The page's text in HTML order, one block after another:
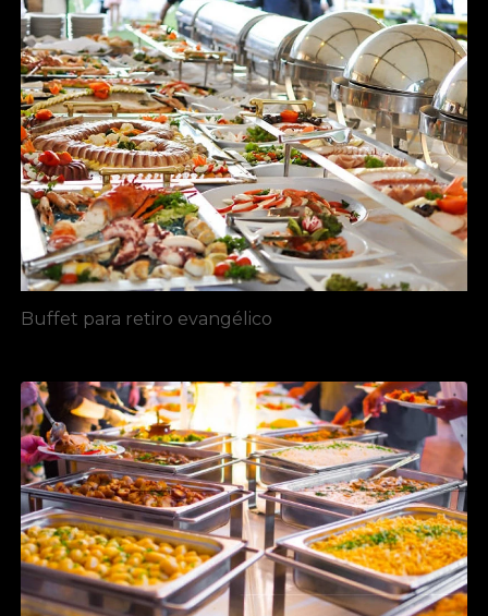
Buffet para retiro evangélico